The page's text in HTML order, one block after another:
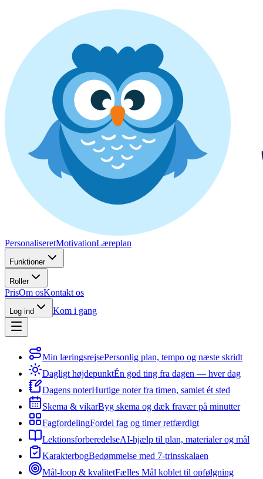
PersonaliseretMotivationLæreplan
Funktioner
Roller
PrisOm osKontakt os
Log ind Kom i gang
Min læringsrejsePersonlig plan, tempo og næste skridt
Dagligt højdepunktÉn god ting fra dagen — hver dag
Dagens noterHurtige noter fra timen, samlet ét sted
Skema & vikarByg skema og dæk fravær på minutter
FagfordelingFordel fag og timer retfærdigt
LektionsforberedelseAI-hjælp til plan, materialer og mål
KarakterbogBedømmelse med 7-trinsskalaen
Mål-loop & kvalitetFælles Mål koblet til opfølgning